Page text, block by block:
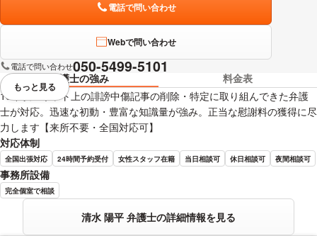
電話で問い合わせ
Webで問い合わせ
電話で問い合わせ050-5499-5101
弁護士の強み
料金表
10年以上ネット上の誹謗中傷記事の削除・特定に取り組んできた弁護
士が対応。迅速な初動・豊富な知識量が強み。正当な慰謝料の獲得に尽
力します【来所不要・全国対応可】
対応体制
全国出張対応 24時間予約受付 女性スタッフ在籍 当日相談可 休日相談可 夜間相談可
事務所設備
完全個室で相談
清水 陽平 弁護士の詳細情報を見る
視覚的に省略されている要素を
もっと見る